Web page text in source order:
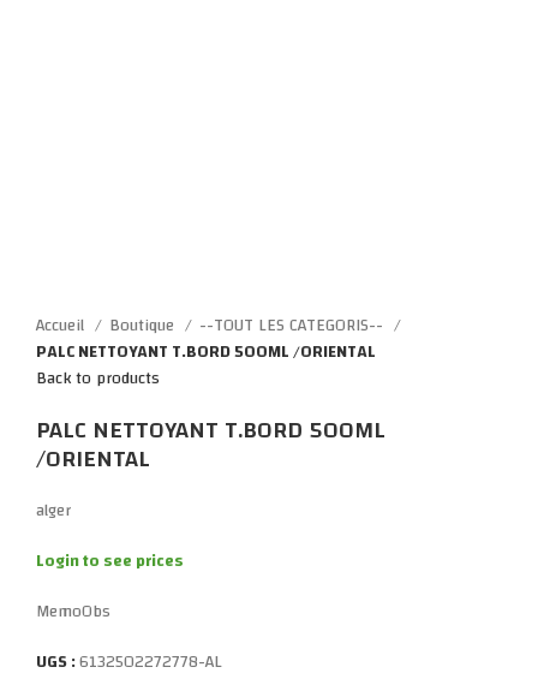
Accueil
Boutique
--TOUT LES CATEGORIS--
PALC NETTOYANT T.BORD 500ML /ORIENTAL
Back to products
PALC NETTOYANT T.BORD 500ML
/ORIENTAL
alger
Login to see prices
MemoObs
UGS :6132502272778-AL